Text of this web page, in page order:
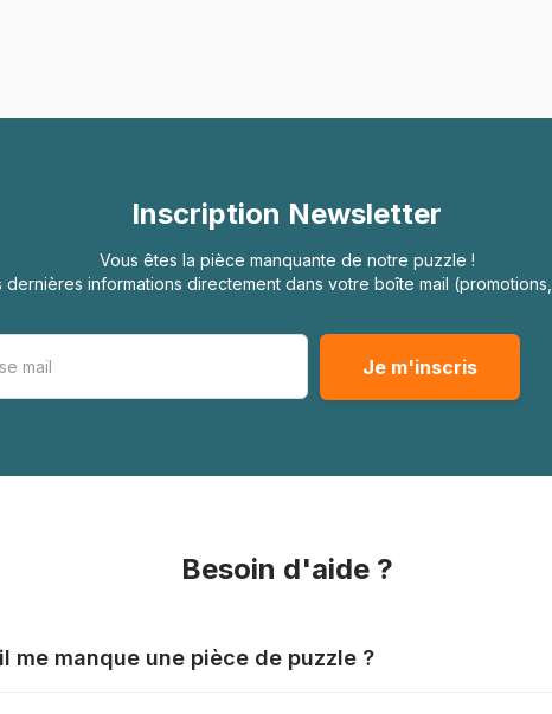
Inscription Newsletter
Vous êtes la pièce manquante de notre puzzle !
dernières informations directement dans votre boîte mail
Besoin d'aide ?
me manque une pièce de puzzle ?